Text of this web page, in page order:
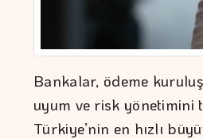
Bankalar, ödeme
uyum ve risk
Türkiye’nin en hızlı